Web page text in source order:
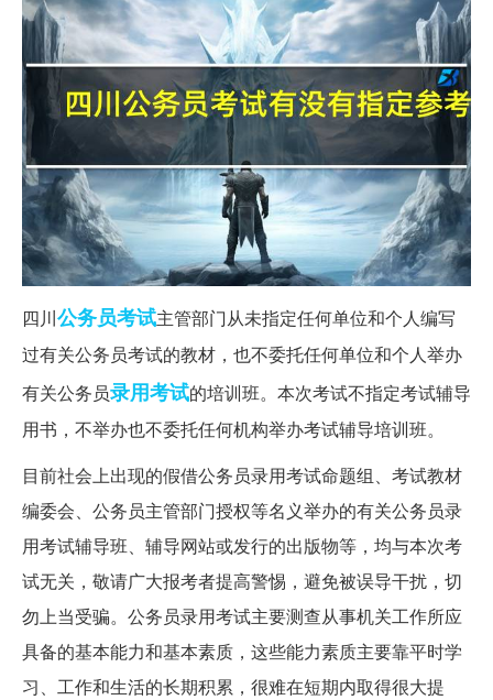
四川公务员考试主管部门从未指定任何单位和个人编写
过有关公务员考试的教材，也不委托任何单位和个人举办
有关公务员录用考试的培训班。本次考试不指定考试辅导
用书，不举办也不委托任何机构举办考试辅导培训班。
目前社会上出现的假借公务员录用考试命题组、考试教材
编委会、公务员主管部门授权等名义举办的有关公务员录
用考试辅导班、辅导网站或发行的出版物等，均与本次考
试无关，敬请广大报考者提高警惕，避免被误导干扰，切
勿上当受骗。公务员录用考试主要测查从事机关工作所应
具备的基本能力和基本素质，这些能力素质主要靠平时学
习、工作和生活的长期积累，很难在短期内取得很大提